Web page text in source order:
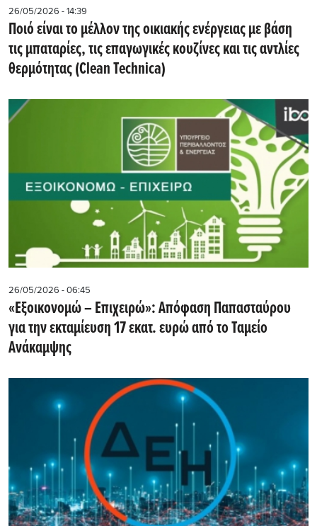
26/05/2026 - 14:39
Ποιό είναι το μέλλον της οικιακής ενέργειας με βάση
τις μπαταρίες, τις επαγωγικές κουζίνες και τις αντλίες
θερμότητας (Clean Technica)
26/05/2026 - 06:45
«Εξοικονομώ – Επιχειρώ»: Απόφαση Παπασταύρου
για την εκταμίευση 17 εκατ. ευρώ από το Ταμείο
Ανάκαμψης